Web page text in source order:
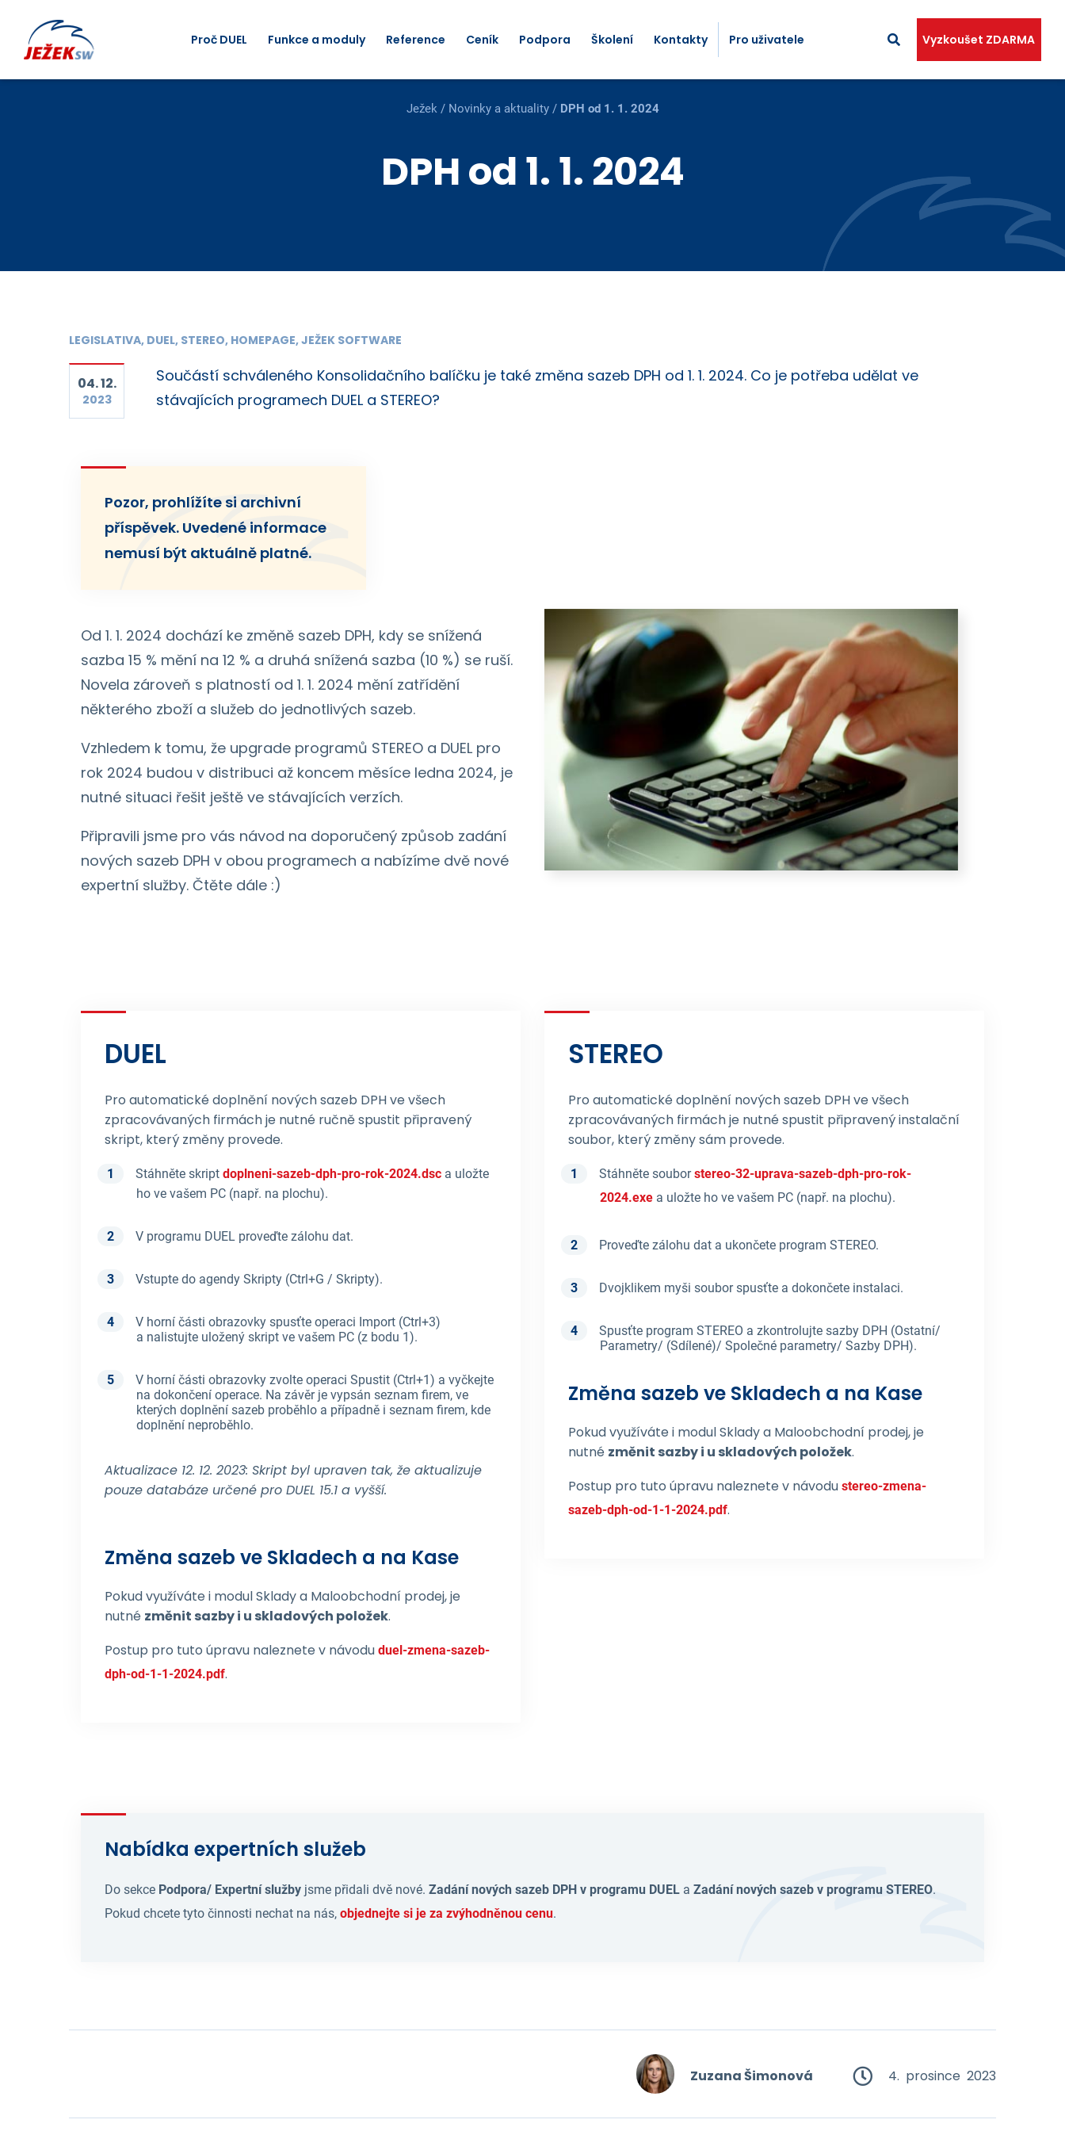
Proč DUEL Funkce a moduly Reference Ceník Podpora Školení Kontakty Pro uživatele Vyzkoušet ZDARMA
Ježek/ Novinky a aktuality/ DPH od 1. 1. 2024
DPH od 1. 1. 2024
LEGISLATIVA, DUEL, STEREO, HOMEPAGE, JEŽEK SOFTWARE
04. 12.
2023
Součástí schváleného Konsolidačního balíčku je také změna sazeb DPH od 1. 1. 2024. Co je potřeba udělat ve
stávajících programech DUEL a STEREO?
Pozor, prohlížíte si archivní
příspěvek. Uvedené informace
nemusí být aktuálně platné.
Od 1. 1. 2024 dochází ke změně sazeb DPH, kdy se snížená
sazba 15 % mění na 12 % a druhá snížená sazba (10 %) se ruší.
Novela zároveň s platností od 1. 1. 2024 mění zatřídění
některého zboží a služeb do jednotlivých sazeb.
Vzhledem k tomu, že upgrade programů STEREO a DUEL pro
rok 2024 budou v distribuci až koncem měsíce ledna 2024, je
nutné situaci řešit ještě ve stávajících verzích.
Připravili jsme pro vás návod na doporučený způsob zadání
nových sazeb DPH v obou programech a nabízíme dvě nové
expertní služby. Čtěte dále :)
DUEL
Pro automatické doplnění nových sazeb DPH ve všech
zpracovávaných firmách je nutné ručně spustit připravený
skript, který změny provede.
Stáhněte skript doplneni-sazeb-dph-pro-rok-2024.dsc a uložte
ho ve vašem PC (např. na plochu).
V programu DUEL proveďte zálohu dat.
Vstupte do agendy Skripty (Ctrl+G / Skripty).
V horní části obrazovky spusťte operaci Import (Ctrl+3)
a nalistujte uložený skript ve vašem PC (z bodu 1).
V horní části obrazovky zvolte operaci Spustit (Ctrl+1) a vyčkejte
na dokončení operace. Na závěr je vypsán seznam firem, ve
kterých doplnění sazeb proběhlo a případně i seznam firem, kde
doplnění neproběhlo.
Aktualizace 12. 12. 2023: Skript byl upraven tak, že aktualizuje
pouze databáze určené pro DUEL 15.1 a vyšší.
Změna sazeb ve Skladech a na Kase
Pokud využíváte i modul Sklady a Maloobchodní prodej, je
nutné změnit sazby i u skladových položek.
Postup pro tuto úpravu naleznete v návodu duel-zmena-sazeb-
dph-od-1-1-2024.pdf.
STEREO
Pro automatické doplnění nových sazeb DPH ve všech
zpracovávaných firmách je nutné spustit připravený instalační
soubor, který změny sám provede.
Stáhněte souborstereo-32-uprava-sazeb-dph-pro-rok-
2024.exe a uložte ho ve vašem PC (např. na plochu).
Proveďte zálohu dat a ukončete program STEREO.
Dvojklikem myši soubor spusťte a dokončete instalaci.
Spusťte program STEREO a zkontrolujte sazby DPH (Ostatní/
Parametry/ (Sdílené)/ Společné parametry/ Sazby DPH).
Změna sazeb ve Skladech a na Kase
Pokud využíváte i modul Sklady a Maloobchodní prodej, je
nutné změnit sazby i u skladových položek.
Postup pro tuto úpravu naleznete v návodu stereo-zmena-
sazeb-dph-od-1-1-2024.pdf.
Nabídka expertních služeb
Do sekce Podpora/ Expertní služby jsme přidali dvě nové. Zadání nových sazeb DPH v programu DUEL a Zadání nových sazeb v programu STEREO.
Pokud chcete tyto činnosti nechat na nás, objednejte si je za zvýhodněnou cenu.
4. prosince 2023
Zuzana Šimonová